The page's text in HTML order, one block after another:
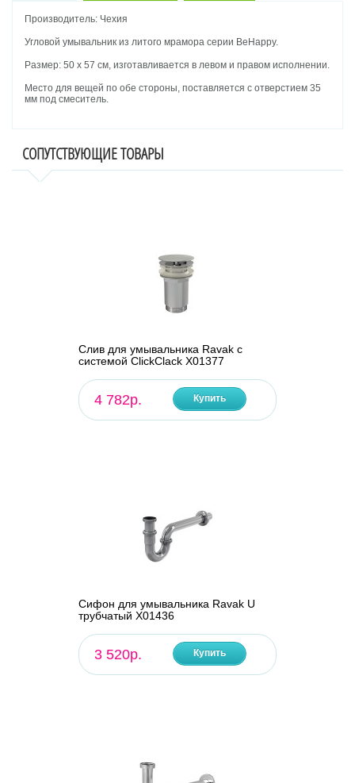
Производитель: Чехия
Угловой умывальник из литого мрамора серии BeHappy.
Размер: 50 х 57 см, изготавливается в левом и правом исполнении.
Место для вещей по обе стороны, поставляется с отверстием 35
мм под смеситель.
СОПУТСТВУЮЩИЕ ТОВАРЫ
Слив для умывальника Ravak с
системой ClickClack X01377
4 782р. Купить
Сифон для умывальника Ravak U
трубчатый X01436
3 520р. Купить